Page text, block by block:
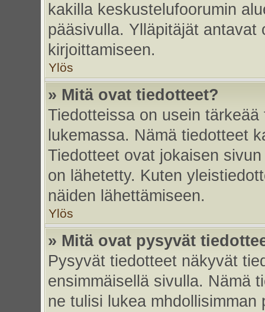
kakilla keskustelufoorumin
pääsivulla. Ylläpitäjät antavat
kirjoittamiseen.
Ylös
» Mitä ovat tiedotteet?
Tiedotteissa on usein
lukemassa. Nämä tiedotteet
Tiedotteet ovat jokaisen
on lähetetty. Kuten
näiden lähettämiseen.
Ylös
» Mitä ovat pysyvät
Pysyvät tiedotteet näkyvät
ensimmäisellä sivulla. Nämä
ne tulisi lukea